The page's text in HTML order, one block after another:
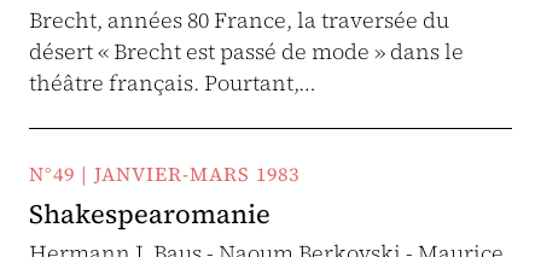
Brecht, années 80 France, la traversée du
désert « Brecht est passé de mode » dans le
théâtre français. Pourtant,…
N°49 | JANVIER-MARS 1983
Shakespearomanie